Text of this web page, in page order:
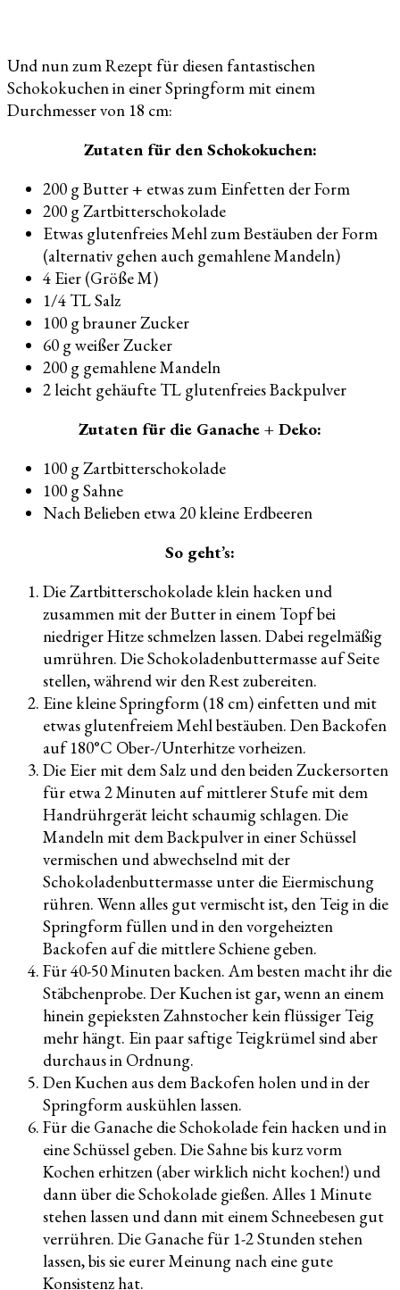
Und nun zum Rezept für diesen fantastischen
Schokokuchen in einer Springform mit einem
Durchmesser von 18 cm:
Zutaten für den Schokokuchen:
200 g Butter + etwas zum Einfetten der Form
200 g Zartbitterschokolade
Etwas glutenfreies Mehl zum Bestäuben der Form
(alternativ gehen auch gemahlene Mandeln)
4 Eier (Größe M)
1/4 TL Salz
100 g brauner Zucker
60 g weißer Zucker
200 g gemahlene Mandeln
2 leicht gehäufte TL glutenfreies Backpulver
Zutaten für die Ganache + Deko:
100 g Zartbitterschokolade
100 g Sahne
Nach Belieben etwa 20 kleine Erdbeeren
So geht’s:
Die Zartbitterschokolade klein hacken und
zusammen mit der Butter in einem Topf bei
niedriger Hitze schmelzen lassen. Dabei regelmäßig
umrühren. Die Schokoladenbuttermasse auf Seite
stellen, während wir den Rest zubereiten.
Eine kleine Springform (18 cm) einfetten und mit
etwas glutenfreiem Mehl bestäuben. Den Backofen
auf 180°C Ober-/Unterhitze vorheizen.
Die Eier mit dem Salz und den beiden Zuckersorten
für etwa 2 Minuten auf mittlerer Stufe mit dem
Handrührgerät leicht schaumig schlagen. Die
Mandeln mit dem Backpulver in einer Schüssel
vermischen und abwechselnd mit der
Schokoladenbuttermasse unter die Eiermischung
rühren. Wenn alles gut vermischt ist, den Teig in die
Springform füllen und in den vorgeheizten
Backofen auf die mittlere Schiene geben.
Für 40-50 Minuten backen. Am besten macht ihr die
Stäbchenprobe. Der Kuchen ist gar, wenn an einem
hinein gepieksten Zahnstocher kein flüssiger Teig
mehr hängt. Ein paar saftige Teigkrümel sind aber
durchaus in Ordnung.
Den Kuchen aus dem Backofen holen und in der
Springform auskühlen lassen.
Für die Ganache die Schokolade fein hacken und in
eine Schüssel geben. Die Sahne bis kurz vorm
Kochen erhitzen (aber wirklich nicht kochen!) und
dann über die Schokolade gießen. Alles 1 Minute
stehen lassen und dann mit einem Schneebesen gut
verrühren. Die Ganache für 1-2 Stunden stehen
lassen, bis sie eurer Meinung nach eine gute
Konsistenz hat.